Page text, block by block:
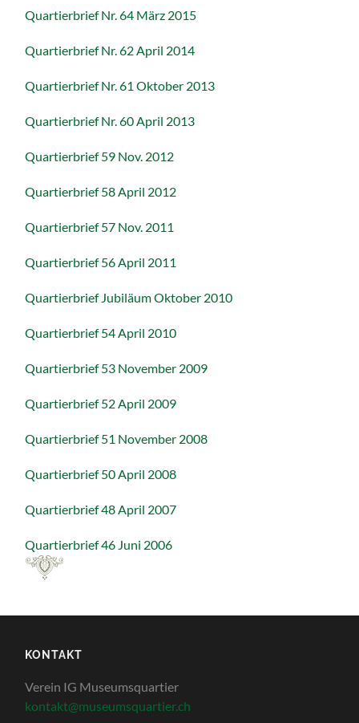
Quartierbrief Nr. 64 März 2015
Quartierbrief Nr. 62 April 2014
Quartierbrief Nr. 61 Oktober 2013
Quartierbrief Nr. 60 April 2013
Quartierbrief 59 Nov. 2012
Quartierbrief 58 April 2012
Quartierbrief 57 Nov. 2011
Quartierbrief 56 April 2011
Quartierbrief Jubiläum Oktober 2010
Quartierbrief 54 April 2010
Quartierbrief 53 November 2009
Quartierbrief 52 April 2009
Quartierbrief 51 November 2008
Quartierbrief 50 April 2008
Quartierbrief 48 April 2007
Quartierbrief 46 Juni 2006
KONTAKT
Verein IG Museumsquartier
kontakt@museumsquartier.ch